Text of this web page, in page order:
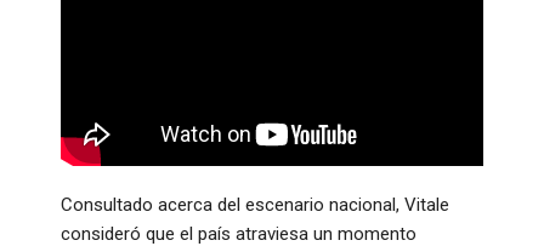
Consultado acerca del escenario nacional, Vitale
consideró que el país atraviesa un momento